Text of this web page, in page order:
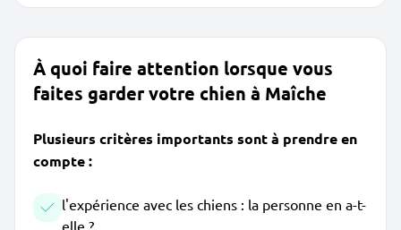
À quoi faire attention lorsque vous
faites garder votre chien à Maîche
Plusieurs critères importants sont à prendre en
compte :
l'expérience avec les chiens : la personne en a-t-
elle ?